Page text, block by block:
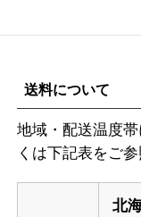
送料について
地域・配送温度
くは下記表をご参
北